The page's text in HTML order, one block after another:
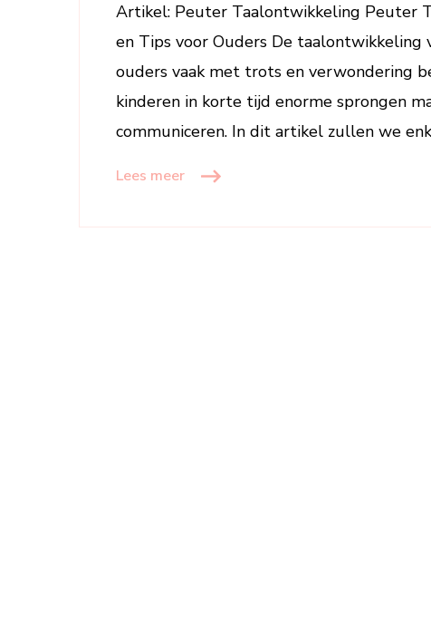
Artikel: Peuter Taalontwikkeling Peuter
en Tips voor Ouders De taalontwikkeling
ouders vaak met trots en verwondering
kinderen in korte tijd enorme sprongen
communiceren. In dit artikel zullen we
Lees meer